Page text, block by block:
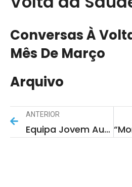
Conversas À
Mês De Março
Arquivo
ANTERIOR
Equipa Jovem Autarca Conhece Os Cantos À Casa